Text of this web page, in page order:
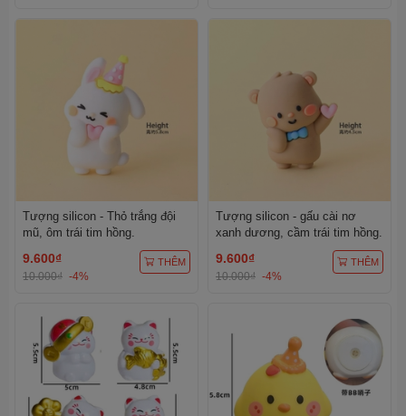
Tượng silicon - Thỏ trắng đội
mũ, ôm trái tim hồng.
9.600₫
10.000₫ -4%
THÊM
Tượng silicon - gấu cài nơ
xanh dương, cầm trái tim hồng.
9.600₫
10.000₫ -4%
THÊM